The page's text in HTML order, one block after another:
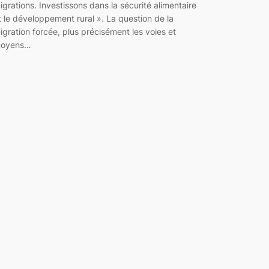
Investissons dans la sécurité alimentaire
le développement rural ». La question de la
forcée, plus précisément les voies et